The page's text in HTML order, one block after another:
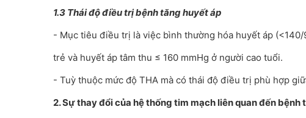
1.3 Thái độ điều trị bệnh tăng huyết áp
- Mục tiêu điều trị là việc bình thường hóa huyết áp
trẻ và huyết áp tâm thu ≤ 160 mmHg ở người cao tuổi.
- Tuỳ thuộc mức độ THA mà có thái độ điều trị phù hợp
2. Sự thay đổi của hệ thống tim mạch liên quan đến bệnh